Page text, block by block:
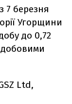
7 березня
Угорщини
до 0,72
Ltd,